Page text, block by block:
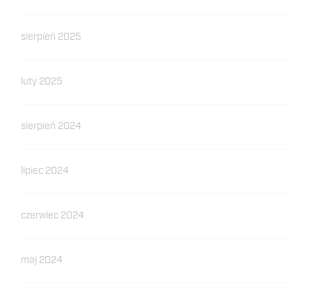
sierpień 2025
luty 2025
sierpień 2024
lipiec 2024
czerwiec 2024
maj 2024